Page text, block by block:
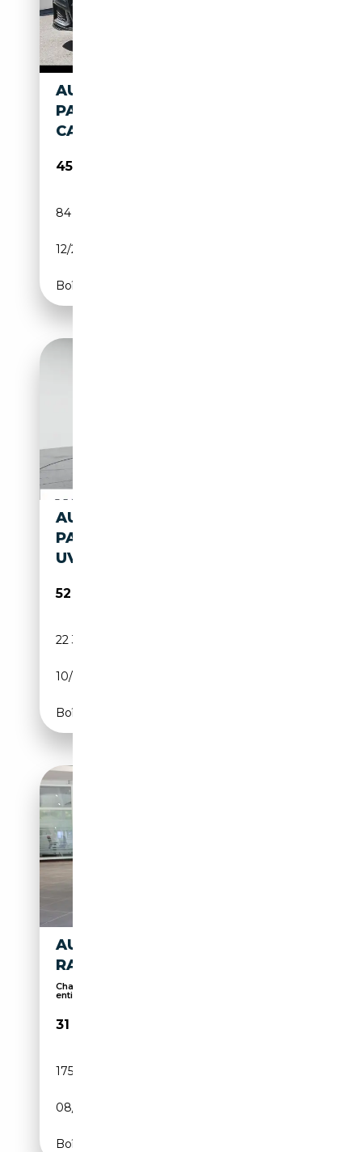
AUDI S6 AVANT 3.0 TDI
PANORAMA MATRIX ACC AHK
CARBON
45 480€
84 954 km
12/2021
Boîte automatique
AUDI S6
PANO/MATRIX/21'/HEAD-UP.
UVM.
52 555€
22 359 km
10/2024
Boîte automatique
AUDI S6 AVANT NP: 102T€
RAUTE 21-ZOLL STANDH.
Chauffage auxiliaire, Écran multifonction
entièrem...
31 980€
175 089 km
08/2019
Boîte automatique